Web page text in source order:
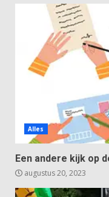
Alles
Een andere kijk op
augustus 20, 2023